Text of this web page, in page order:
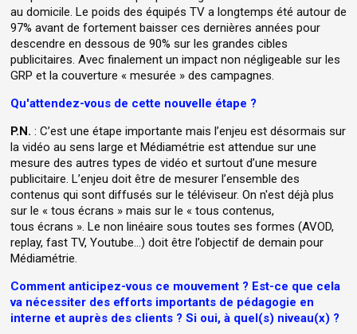
au domicile. Le poids des équipés TV a longtemps été autour de
97% avant de fortement baisser ces dernières années pour
descendre en dessous de 90% sur les grandes cibles
publicitaires. Avec finalement un impact non négligeable sur les
GRP et la couverture « mesurée » des campagnes.
Qu'attendez-vous de cette nouvelle étape ?
P.N. : C’est une étape importante mais l’enjeu est désormais sur
la vidéo au sens large et Médiamétrie est attendue sur une
mesure des autres types de vidéo et surtout d’une mesure
publicitaire. L’enjeu doit être de mesurer l’ensemble des
contenus qui sont diffusés sur le téléviseur. On n'est déjà plus
sur le « tous écrans » mais sur le « tous contenus,
tous écrans ». Le non linéaire sous toutes ses formes (AVOD,
replay, fast TV, Youtube…) doit être l’objectif de demain pour
Médiamétrie.
Comment anticipez-vous ce mouvement ? Est-ce que cela
va nécessiter des efforts importants de pédagogie en
interne et auprès des clients ? Si oui, à quel(s) niveau(x) ?